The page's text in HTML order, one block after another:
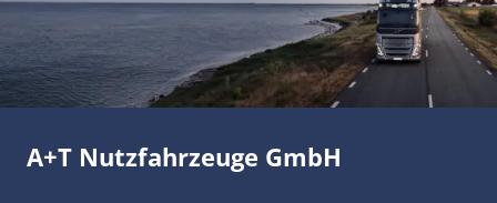
A+T Nutzfahrzeuge GmbH